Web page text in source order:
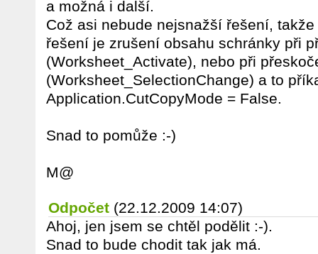
a možná i další.
Což asi nebude nejsnažší řešení,
řešení je zrušení obsahu schránky při
(Worksheet_Activate), nebo při
(Worksheet_SelectionChange) a to
Application.CutCopyMode = False.
Snad to pomůže :-)
M@
Odpočet (22.12.2009 14:07)
Ahoj, jen jsem se chtěl podělit :-).
Snad to bude chodit tak jak má.